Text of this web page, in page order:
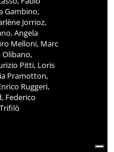
Gambino,
Jorrioz,
Angela
Melloni, Marc
Olibano,
Pitti, Loris
Pramotton,
Ruggeri,
Federico